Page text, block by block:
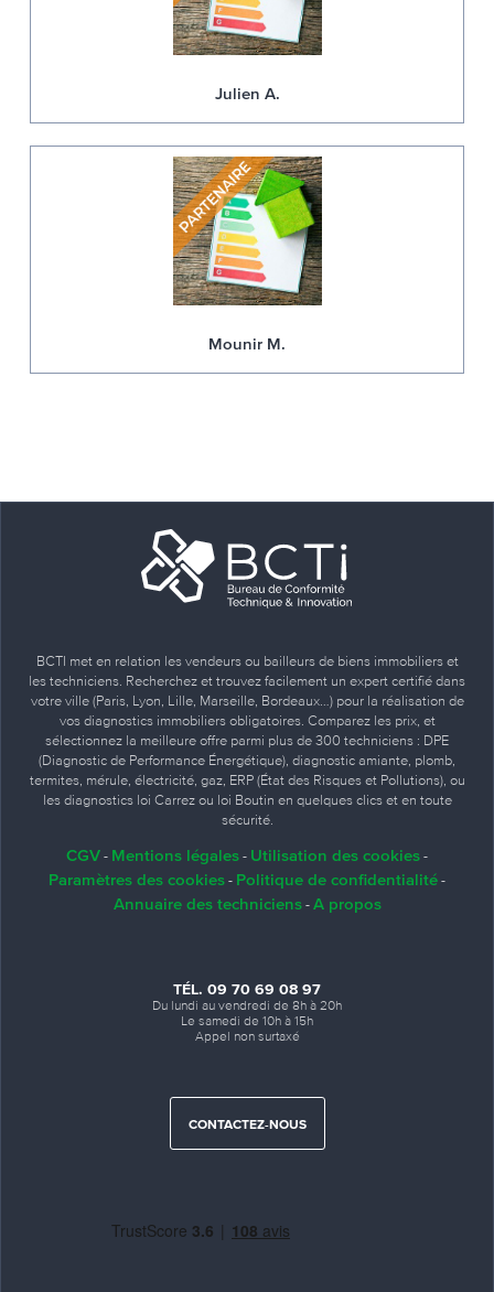
Julien A.
Mounir M.
BCTI met en relation les vendeurs ou bailleurs de biens immobiliers et
les techniciens. Recherchez et trouvez facilement un expert certifié dans
votre ville (Paris, Lyon, Lille, Marseille, Bordeaux…) pour la réalisation de
vos diagnostics immobiliers obligatoires. Comparez les prix, et
sélectionnez la meilleure offre parmi plus de 300 techniciens : DPE
(Diagnostic de Performance Énergétique), diagnostic amiante, plomb,
termites, mérule, électricité, gaz, ERP (État des Risques et Pollutions), ou
les diagnostics loi Carrez ou loi Boutin en quelques clics et en toute
sécurité.
CGV - Mentions légales - Utilisation des cookies -
Paramètres des cookies - Politique de confidentialité -
Annuaire des techniciens- A propos
TÉL. 09 70 69 08 97
Du lundi au vendredi de 8h à 20h
Le samedi de 10h à 15h
Appel non surtaxé
CONTACTEZ-NOUS